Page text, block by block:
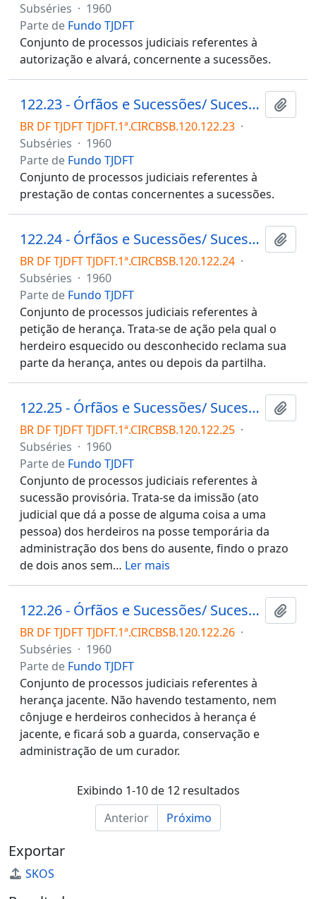
Subséries · 1960
Parte de Fundo TJDFT
Conjunto de processos judiciais referentes à
autorização e alvará, concernente a sucessões.
122.23 - Órfãos e Sucessões/ Sucessões/ Prestação de contas
BR DF TJDFT TJDFT.1ª.CIRCBSB.120.122.23 ·
Subséries · 1960
Parte de Fundo TJDFT
Conjunto de processos judiciais referentes à
prestação de contas concernentes a sucessões.
122.24 - Órfãos e Sucessões/ Sucessões/ Petição de herança
BR DF TJDFT TJDFT.1ª.CIRCBSB.120.122.24 ·
Subséries · 1960
Parte de Fundo TJDFT
Conjunto de processos judiciais referentes à
petição de herança. Trata-se de ação pela qual o
herdeiro esquecido ou desconhecido reclama sua
parte da herança, antes ou depois da partilha.
122.25 - Órfãos e Sucessões/ Sucessões/ Sucessão provisória
BR DF TJDFT TJDFT.1ª.CIRCBSB.120.122.25 ·
Subséries · 1960
Parte de Fundo TJDFT
Conjunto de processos judiciais referentes à
sucessão provisória. Trata-se da imissão (ato
judicial que dá a posse de alguma coisa a uma
pessoa) dos herdeiros na posse temporária da
administração dos bens do ausente, findo o prazo
de dois anos sem… Ler mais
122.26 - Órfãos e Sucessões/ Sucessões/ Herança jacente
BR DF TJDFT TJDFT.1ª.CIRCBSB.120.122.26 ·
Subséries · 1960
Parte de Fundo TJDFT
Conjunto de processos judiciais referentes à
herança jacente. Não havendo testamento, nem
cônjuge e herdeiros conhecidos à herança é
jacente, e ficará sob a guarda, conservação e
administração de um curador.
Exibindo 1-10 de 12 resultados
Anterior
Próximo
Exportar
SKOS